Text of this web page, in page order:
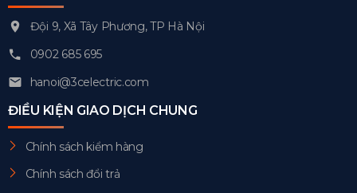
Đội 9, Xã Tây Phương, TP Hà Nội
0902 685 695
hanoi@3celectric.com
ĐIỀU KIỆN GIAO DỊCH CHUNG
Chính sách kiểm hàng
Chính sách đổi trả